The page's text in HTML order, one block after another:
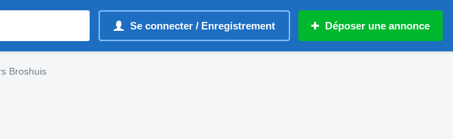
Se connecter / Enregistrement Déposer une annonce
Broshuis